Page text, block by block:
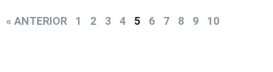
« ANTERIOR 1 2 3 4 5 6 7 8 9 10